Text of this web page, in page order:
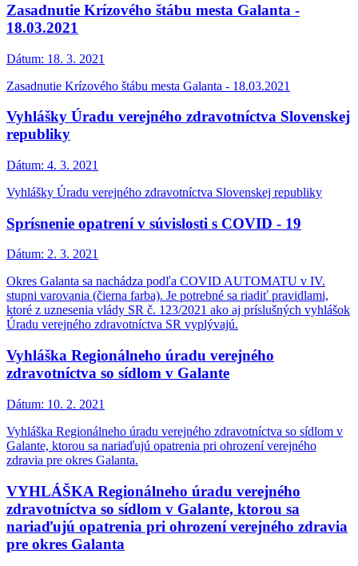
Zasadnutie Krízového štábu mesta Galanta -
18.03.2021
Dátum: 18. 3. 2021
Zasadnutie Krízového štábu mesta Galanta - 18.03.2021
Vyhlášky Úradu verejného zdravotníctva Slovenskej
republiky
Dátum: 4. 3. 2021
Vyhlášky Úradu verejného zdravotníctva Slovenskej republiky
Sprísnenie opatrení v súvislosti s COVID - 19
Dátum: 2. 3. 2021
Okres Galanta sa nachádza podľa COVID AUTOMATU v IV.
stupni varovania (čierna farba). Je potrebné sa riadiť pravidlami,
ktoré z uznesenia vlády SR č. 123/2021 ako aj príslušných vyhlášok
Úradu verejného zdravotníctva SR vyplývajú.
Vyhláška Regionálneho úradu verejného
zdravotníctva so sídlom v Galante
Dátum: 10. 2. 2021
Vyhláška Regionálneho úradu verejného zdravotníctva so sídlom v
Galante, ktorou sa nariaďujú opatrenia pri ohrození verejného
zdravia pre okres Galanta.
VYHLÁŠKA Regionálneho úradu verejného
zdravotníctva so sídlom v Galante, ktorou sa
nariaďujú opatrenia pri ohrození verejného zdravia
pre okres Galanta